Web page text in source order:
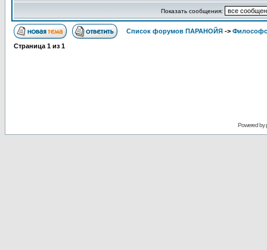
Показать сообщения:
Список форумов ПАРАНОЙЯ ->
Страница 1 из 1
Powered by